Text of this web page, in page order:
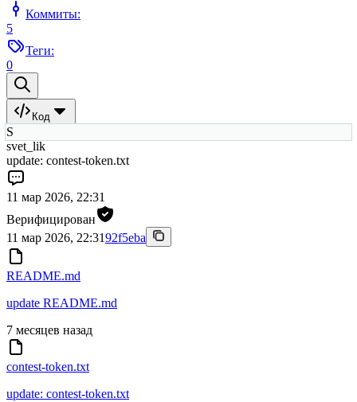
Коммиты:
5
Теги:
0
Код
S
svet_lik
update: contest-token.txt
11 мар 2026, 22:31
Верифицирован
11 мар 2026, 22:3192f5eba
README.md
update README.md
7 месяцев назад
contest-token.txt
update: contest-token.txt